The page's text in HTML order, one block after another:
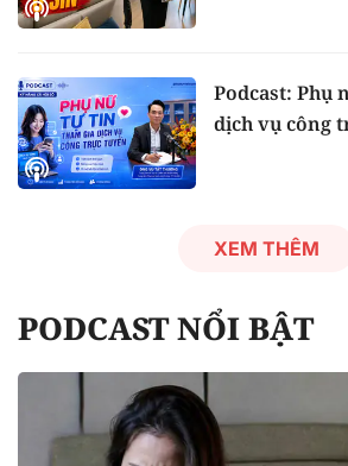
Podcast: Phụ
dịch vụ công
XEM THÊM
PODCAST NỔI BẬT